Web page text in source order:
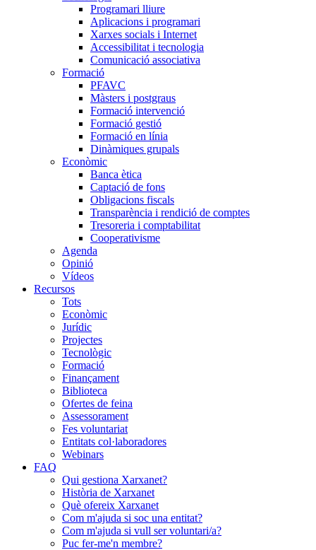
Programari lliure
Aplicacions i programari
Xarxes socials i Internet
Accessibilitat i tecnologia
Comunicació associativa
Formació
PFAVC
Màsters i postgraus
Formació intervenció
Formació gestió
Formació en línia
Dinàmiques grupals
Econòmic
Banca ètica
Captació de fons
Obligacions fiscals
Transparència i rendició de comptes
Tresoreria i comptabilitat
Cooperativisme
Agenda
Opinió
Vídeos
Recursos
Tots
Econòmic
Jurídic
Projectes
Tecnològic
Formació
Finançament
Biblioteca
Ofertes de feina
Assessorament
Fes voluntariat
Entitats col·laboradores
Webinars
FAQ
Qui gestiona Xarxanet?
Història de Xarxanet
Què ofereix Xarxanet
Com m'ajuda si soc una entitat?
Com m'ajuda si vull ser voluntari/a?
Puc fer-me'n membre?